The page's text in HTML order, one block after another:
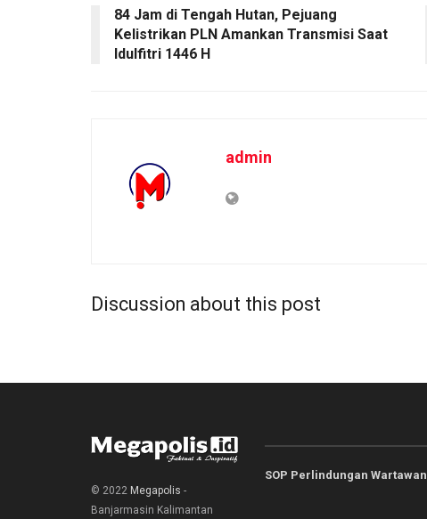
84 Jam di Tengah Hutan, Pejuang
Kelistrikan PLN Amankan Transmisi Saat
Idulfitri 1446 H
admin
Discussion about this post
© 2022 Megapolis -
Banjarmasin Kalimantan
SOP Perlindungan Wartawan